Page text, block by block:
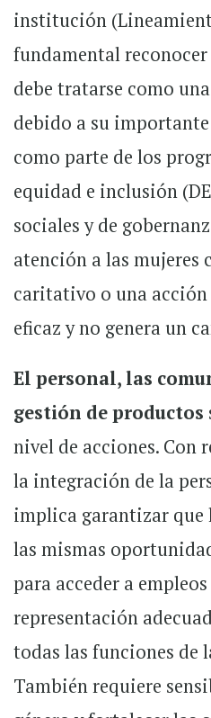
institución
fundamental
debe tratarse como
debido a su
como parte de los
equidad e inclusión
sociales y de
atención a las mujeres
caritativo o una
eficaz y no genera un
El personal, las
gestión de productos
nivel de acciones. Con
la integración de la
implica garantizar que
las mismas
para acceder a
representación
todas las funciones de
También requiere